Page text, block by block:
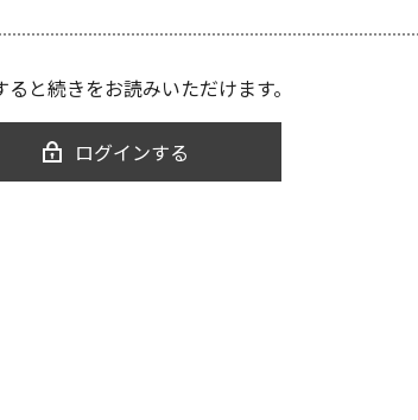
と続きをお読みいただけます。
ログインする